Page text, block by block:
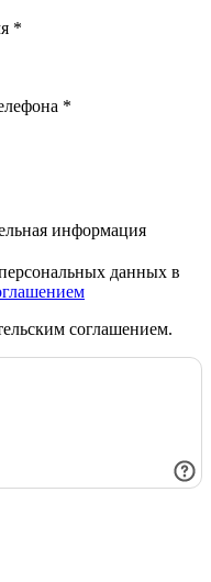
*
*
информация
данных в
соглашением.